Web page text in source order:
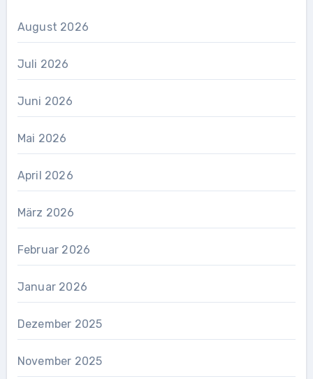
August 2026
Juli 2026
Juni 2026
Mai 2026
April 2026
März 2026
Februar 2026
Januar 2026
Dezember 2025
November 2025